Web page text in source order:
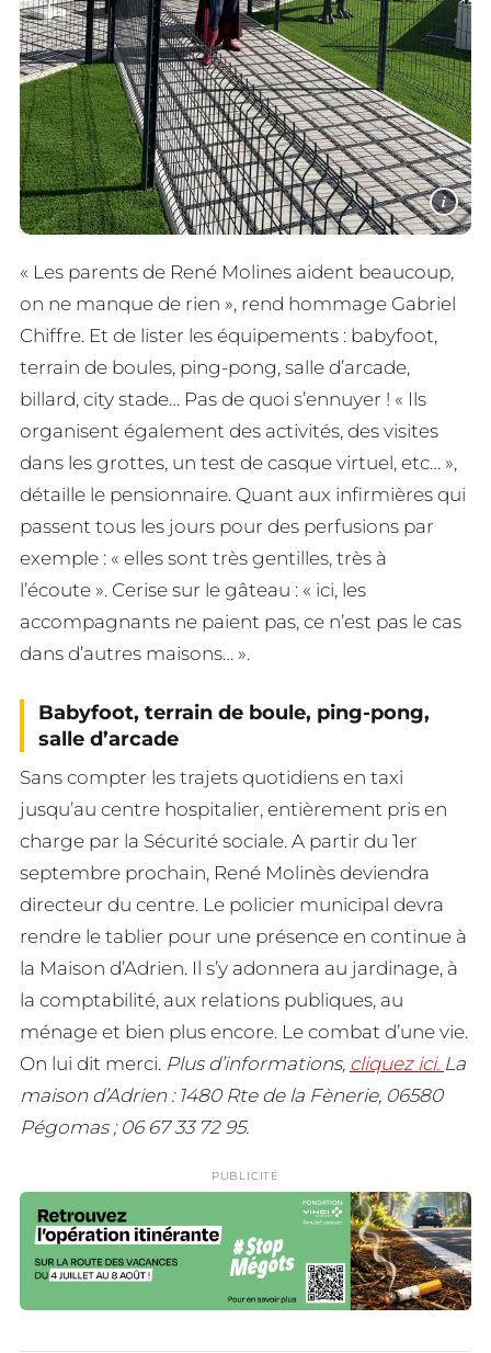
i
« Les parents de René Molines aident beaucoup,
on ne manque de rien », rend hommage Gabriel
Chiffre. Et de lister les équipements : babyfoot,
terrain de boules, ping-pong, salle d’arcade,
billard, city stade… Pas de quoi s’ennuyer ! « Ils
organisent également des activités, des visites
dans les grottes, un test de casque virtuel, etc… »,
détaille le pensionnaire. Quant aux infirmières qui
passent tous les jours pour des perfusions par
exemple : « elles sont très gentilles, très à
l’écoute ». Cerise sur le gâteau : « ici, les
accompagnants ne paient pas, ce n’est pas le cas
dans d’autres maisons… ».
Babyfoot, terrain de boule, ping-pong,
salle d’arcade
Sans compter les trajets quotidiens en taxi
jusqu’au centre hospitalier, entièrement pris en
charge par la Sécurité sociale. A partir du 1er
septembre prochain, René Molinès deviendra
directeur du centre. Le policier municipal devra
rendre le tablier pour une présence en continue à
la Maison d’Adrien. Il s’y adonnera au jardinage, à
la comptabilité, aux relations publiques, au
ménage et bien plus encore. Le combat d’une vie.
On lui dit merci. Plus d’informations, cliquez ici. La
maison d’Adrien : 1480 Rte de la Fènerie, 06580
Pégomas ; 06 67 33 72 95.
PUBLICITÉ